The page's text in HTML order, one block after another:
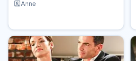
Anne